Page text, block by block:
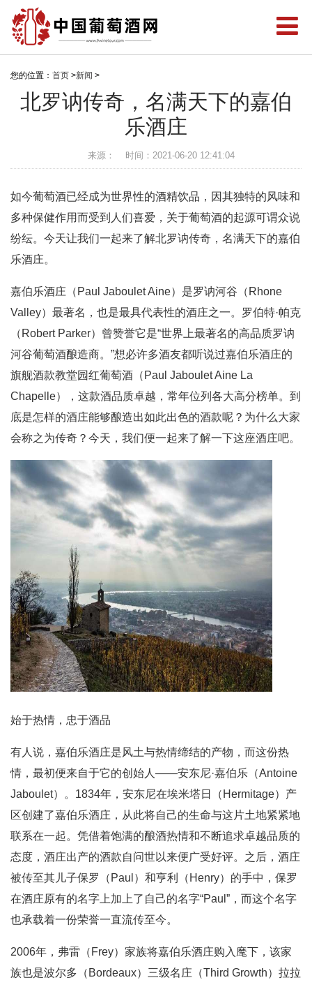
您的位置： 首页 >新闻 >
北罗讷传奇，名满天下的嘉伯
乐酒庄
来源： 时间：2021-06-20 12:41:04
如今葡萄酒已经成为世界性的酒精饮品，因其独特的风味和
多种保健作用而受到人们喜爱，关于葡萄酒的起源可谓众说
纷纭。今天让我们一起来了解北罗讷传奇，名满天下的嘉伯
乐酒庄。
嘉伯乐酒庄（Paul Jaboulet Aine）是罗讷河谷（Rhone
Valley）最著名，也是最具代表性的酒庄之一。罗伯特·帕克
（Robert Parker）曾赞誉它是“世界上最著名的高品质罗讷
河谷葡萄酒酿造商。”想必许多酒友都听说过嘉伯乐酒庄的
旗舰酒款教堂园红葡萄酒（Paul Jaboulet Aine La
Chapelle），这款酒品质卓越，常年位列各大高分榜单。到
底是怎样的酒庄能够酿造出如此出色的酒款呢？为什么大家
会称之为传奇？今天，我们便一起来了解一下这座酒庄吧。
始于热情，忠于酒品
有人说，嘉伯乐酒庄是风土与热情缔结的产物，而这份热
情，最初便来自于它的创始人——安东尼·嘉伯乐（Antoine
Jaboulet）。1834年，安东尼在埃米塔日（Hermitage）产
区创建了嘉伯乐酒庄，从此将自己的生命与这片土地紧紧地
联系在一起。凭借着饱满的酿酒热情和不断追求卓越品质的
态度，酒庄出产的酒款自问世以来便广受好评。之后，酒庄
被传至其儿子保罗（Paul）和亨利（Henry）的手中，保罗
在酒庄原有的名字上加上了自己的名字“Paul”，而这个名字
也承载着一份荣誉一直流传至今。
2006年，弗雷（Frey）家族将嘉伯乐酒庄购入麾下，该家
族也是波尔多（Bordeaux）三级名庄（Third Growth）拉拉